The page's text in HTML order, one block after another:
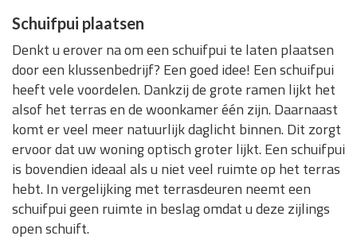
Schuifpui plaatsen
Denkt u erover na om een schuifpui te laten plaatsen
door een klussenbedrijf? Een goed idee! Een schuifpui
heeft vele voordelen. Dankzij de grote ramen lijkt het
alsof het terras en de woonkamer één zijn. Daarnaast
komt er veel meer natuurlijk daglicht binnen. Dit zorgt
ervoor dat uw woning optisch groter lijkt. Een schuifpui
is bovendien ideaal als u niet veel ruimte op het terras
hebt. In vergelijking met terrasdeuren neemt een
schuifpui geen ruimte in beslag omdat u deze zijlings
open schuift.